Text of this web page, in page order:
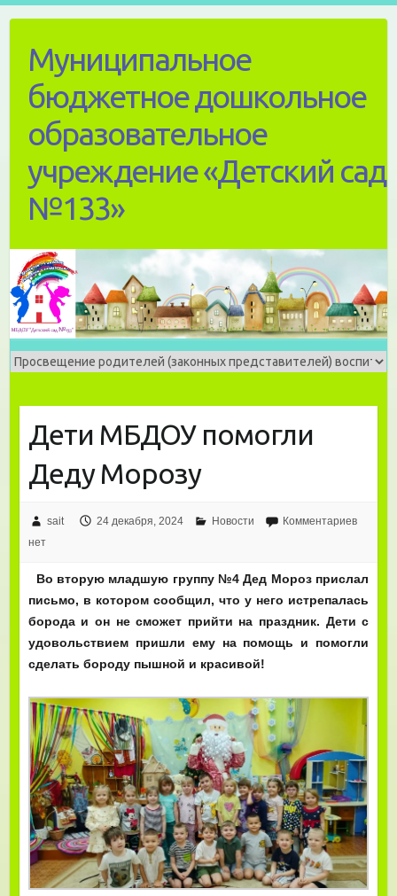
contentМуниципальное
бюджетное дошкольное
образовательное
учреждение «Детский сад
№133»
Дети МБДОУ помогли
Деду Морозу
sait 24 декабря, 2024 Новости
Комментариев
нет
Во вторую младшую группу №4 Дед Мороз прислал
письмо, в котором сообщил, что у него истрепалась
борода и он не сможет прийти на праздник. Дети с
удовольствием пришли ему на помощь и помогли
сделать бороду пышной и красивой!